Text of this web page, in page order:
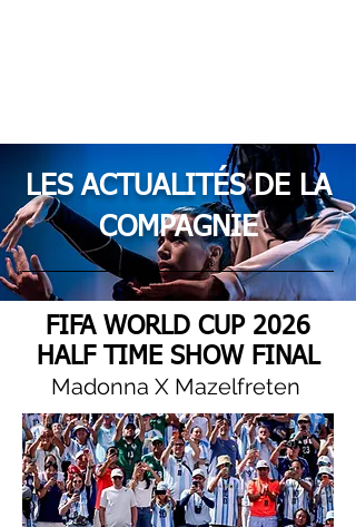
LES ACTUALITÉS DE LA
COMPAGNIE
FIFA WORLD CUP 2026
HALF TIME SHOW FINAL
Madonna X Mazelfreten